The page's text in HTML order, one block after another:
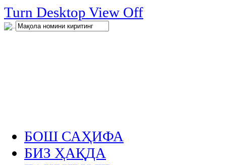
Turn Desktop View Off
.
БОШ САҲИФА
БИЗ ҲАҚДА